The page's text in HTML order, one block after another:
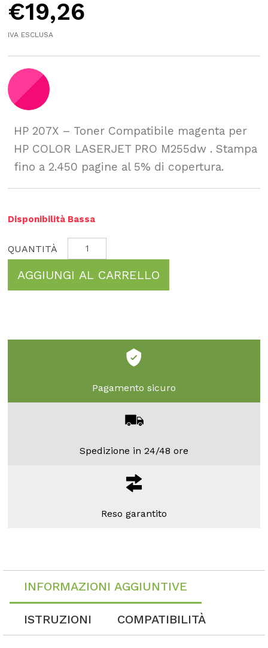
€19,26
IVA ESCLUSA
HP 207X – Toner Compatibile magenta per
HP COLOR LASERJET PRO M255dw . Stampa
fino a 2.450 pagine al 5% di copertura.
Disponibilità Bassa
AGGIUNGI AL CARRELLO
Pagamento sicuro
Spedizione in 24/48 ore
Reso garantito
INFORMAZIONI AGGIUNTIVE
ISTRUZIONI COMPATIBILITÀ